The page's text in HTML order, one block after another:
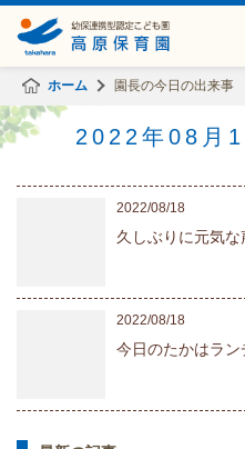
ホーム 園長の今日の出来事
2022年08月
2022/08/18
久しぶりに元気
2022/08/18
今日のたかはラン